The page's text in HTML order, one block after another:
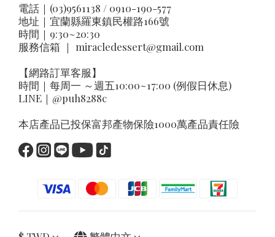
電話｜(03)9561138 / 0910-190-577
地址｜ 宜蘭縣羅東鎮民權路166號
時間｜9:30~20:30
服務信箱 ｜ miracledessert@gmail.com
【網路訂單客服】
時間｜每周一 ～週五10:00~17:00 (例假日休息)
LINE｜ @puh8288c
本店產品已投保富邦產物保險1000萬產品責任險